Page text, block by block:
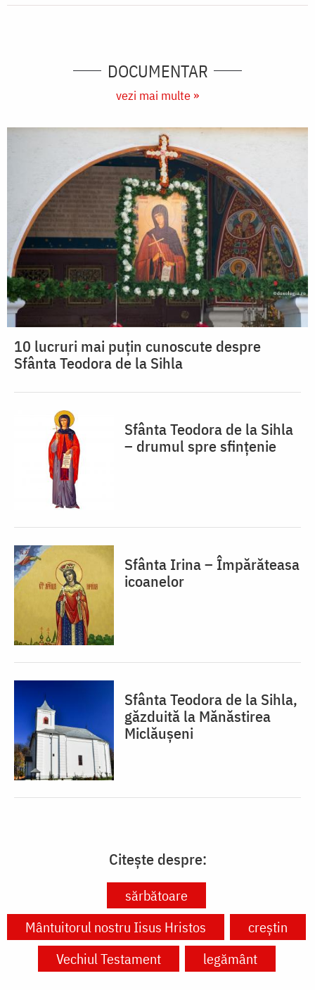
DOCUMENTAR
vezi mai multe »
10 lucruri mai puțin cunoscute despre
Sfânta Teodora de la Sihla
Sfânta Teodora de la Sihla
– drumul spre sfințenie
Sfânta Irina – Împărăteasa
icoanelor
Sfânta Teodora de la Sihla,
găzduită la Mănăstirea
Miclăușeni
Citește despre:
sărbătoare
Mântuitorul nostru Iisus Hristos
creștin
Vechiul Testament
legământ